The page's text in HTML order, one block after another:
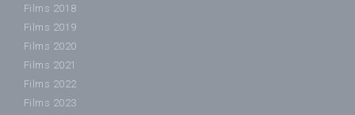
Films 2018
Films 2019
Films 2020
Films 2021
Films 2022
Films 2023